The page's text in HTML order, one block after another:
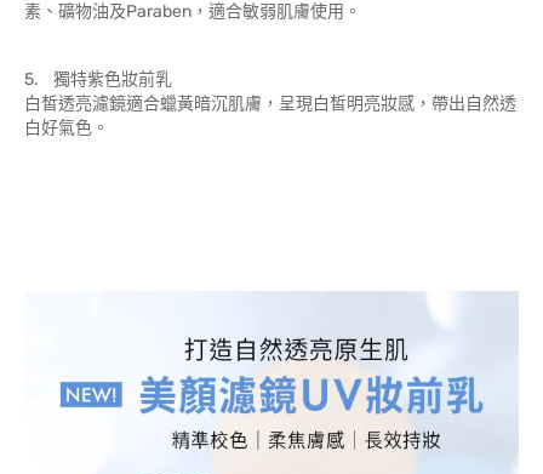
素、礦物油及Paraben，適合敏弱肌膚使用。
5. 獨特紫色妝前乳
白皙透亮濾鏡適合蠟黃暗沉肌膚，呈現白皙明亮妝感，帶出自然透
白好氣色。